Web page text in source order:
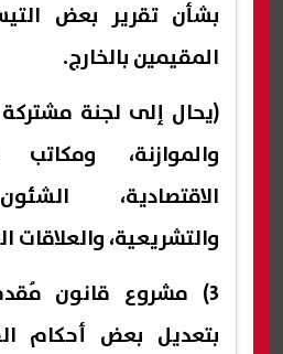
بشأن تقرير بعض
المقيمين بالخارج.
(يحال إلى لجنة
والموازنة،
الاقتصادية،
والتشريعية، والعلاقات
3) مشروع قانون